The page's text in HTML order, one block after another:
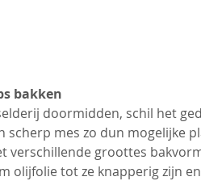
bakken
doormidden, schil het
scherp mes zo dun mogelijke
verschillende groottes
olijfolie tot ze knapperig zijn